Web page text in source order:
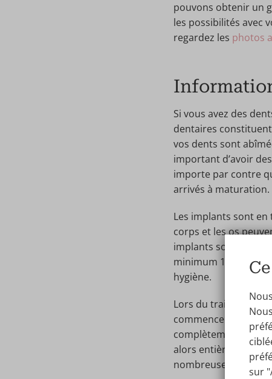
pouvons obtenir un
les possibilités avec
regardez les photos
Si vous avez des
dentaires
vos dents sont
important d’avoir
importe par contre
arrivés à maturation.
Les implants sont
corps et les os
implants sont
minimum 10 ans,
hygiène.
Lors du traitement,
commencer leur
complètement
alors entièrement
nombreuses
sur